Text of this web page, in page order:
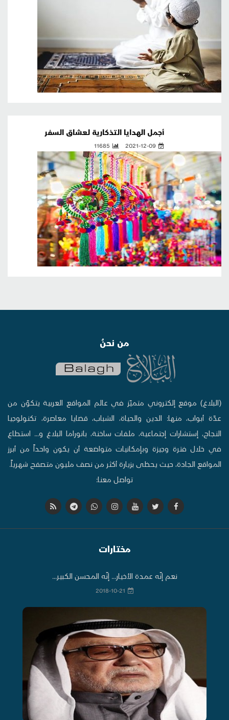
أجمل الهدايا التذكارية لعشاق السفر
2021-12-09
11685
من نحنُ
(البلاغ) موقع إلكتروني متميّز في عالم المواقع العربية يتكوّن من
عدّة أبواب، منها: الدين والحياة، الشباب، قضايا معاصرة، تكنولوجيا
النجاح، إستشارات إجتماعية، ملفات ساخنة، بانوراما البلاغ و... استطاع
في خلال فترة وجيزة وبإمكانيات متواضعة أن يكون واحداً من أبرز
المواقع الجادة، حيث يحظى بزيارة أكثر من نصف مليون متصفح شهرياً.
تواصل معنا:
مختارات
نعم إنّه عمدة الأخيار... إنّه المحسن الكبير...
2018-10-21